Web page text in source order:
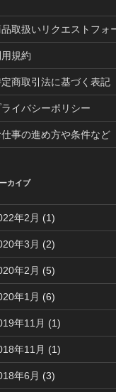
取扱いリクエストフォ
規約
商取引法に基づく表記
ライバシーポリシー
仕事の進め方や条件など
カイブ
年2月 (1)
年3月 (2)
年2月 (5)
年1月 (6)
年11月 (1)
年11月 (1)
年6月 (3)